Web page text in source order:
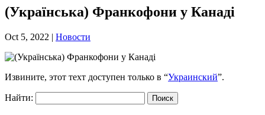
(Українська) Франкофони у Канаді
Oct 5, 2022 | Новости
Извините, этот техт доступен только в “Украинский”.
Найти: